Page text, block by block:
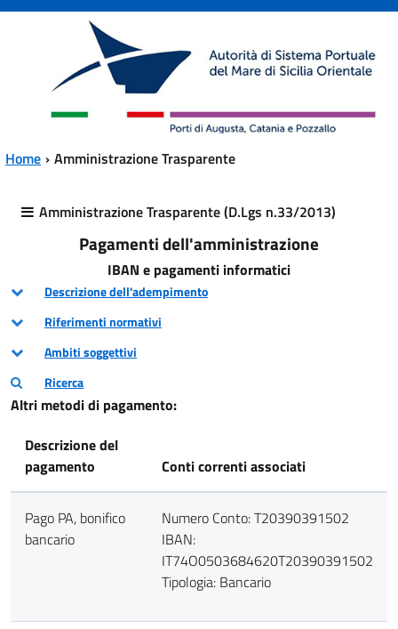
Vai al contenuto principale
Vai al menu principale
Home Amministrazione Trasparente
Amministrazione Trasparente (D.Lgs n.33/2013)
Pagamenti dell'amministrazione
IBAN e pagamenti informatici
Descrizione dell'adempimento
Riferimenti normativi
Ambiti soggettivi
Ricerca
Altri metodi di pagamento:
Descrizione del
pagamento
Conti correnti associati
Pago PA, bonifico
bancario
Numero Conto: T20390391502
IBAN:
IT74O0503684620T20390391502
Tipologia: Bancario